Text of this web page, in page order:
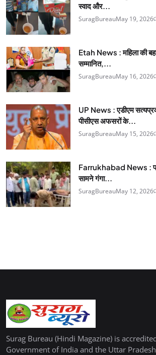
स्वाद और...
SuragBureauMay 19, 2026
Etah News : महिला की
सम्मानित,...
SuragBureauMay 16, 2026
UP News : एडीएम
पीसीएस अफसरों के...
SuragBureauMay 15, 2026
Farrukhabad News :
सामने गंगा...
SuragBureauMay 12, 2026
Surag Bureau (Hindi Magazine) is
Government of India and the Uttar